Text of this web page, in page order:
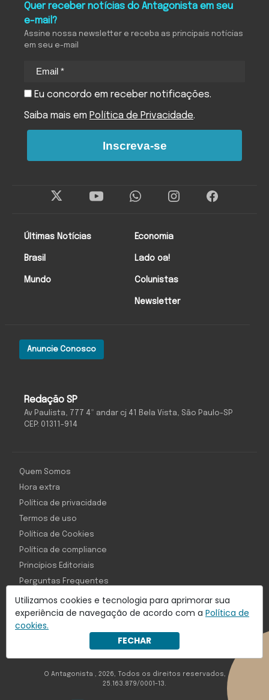
Utilizamos cookies e tecnologia para aprimorar sua
experiência de navegação de acordo com a Política de
cookies.
FECHAR
Redação SP
Av Paulista, 777 4º andar cj 41 Bela Vista, São Paulo-SP
CEP: 01311-914
Anuncie Conosco
Últimas Notícias
Brasil
Mundo
Economia
Lado oa!
Colunistas
Newsletter
Quer receber notícias do Antagonista em seu
e-mail?
Assine nossa newsletter e receba as principais notícias
em seu e-mail
Eu concordo em receber notificações.
Saiba mais em Política de Privacidade.
Inscreva-se
Com inteligência e tecnologia:
Object1ve - Marketing Solution
Quem Somos
Hora extra
Política de privacidade
Termos de uso
Política de Cookies
Política de compliance
Princípios Editoriais
Perguntas Frequentes
O Antagonista , 2026, Todos os direitos reservados,
25.163.879/0001-13.